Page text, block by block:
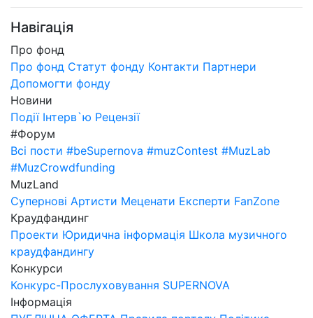
Навігація
Про фонд
Про фонд Статут фонду Контакти Партнери
Допомогти фонду
Новини
Події Інтерв`ю Рецензії
#Форум
Всі пости #beSupernova #muzContest #MuzLab
#MuzCrowdfunding
MuzLand
Супернові Артисти Меценати Експерти FanZone
Краудфандинг
Проекти Юридична інформація Школа музичного
краудфандингу
Конкурси
Конкурс-Прослуховування SUPERNOVA
Інформація